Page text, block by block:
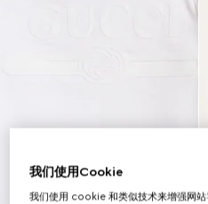
我们使用Cookie
我们使用 cookie 和类似技术来增强网站